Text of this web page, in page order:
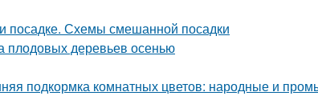
посадке. Схемы смешанной посадки
плодовых деревьев осенью
подкормка комнатных цветов: народные и